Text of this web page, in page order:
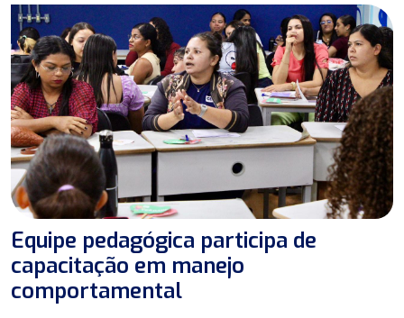
Equipe pedagógica participa de
capacitação em manejo
comportamental